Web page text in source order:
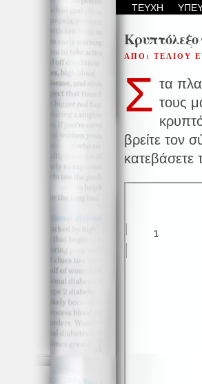
ΤΕΥΧΗ
ΑΠΟ: ΤΕΛΙΟΥ
Σ τα
τους
βρείτε τον
κατεβάσετε